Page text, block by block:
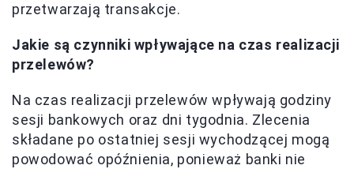
przetwarzają transakcje.
Jakie są czynniki wpływające na czas realizacji
przelewów?
Na czas realizacji przelewów wpływają godziny
sesji bankowych oraz dni tygodnia. Zlecenia
składane po ostatniej sesji wychodzącej mogą
powodować opóźnienia, ponieważ banki nie